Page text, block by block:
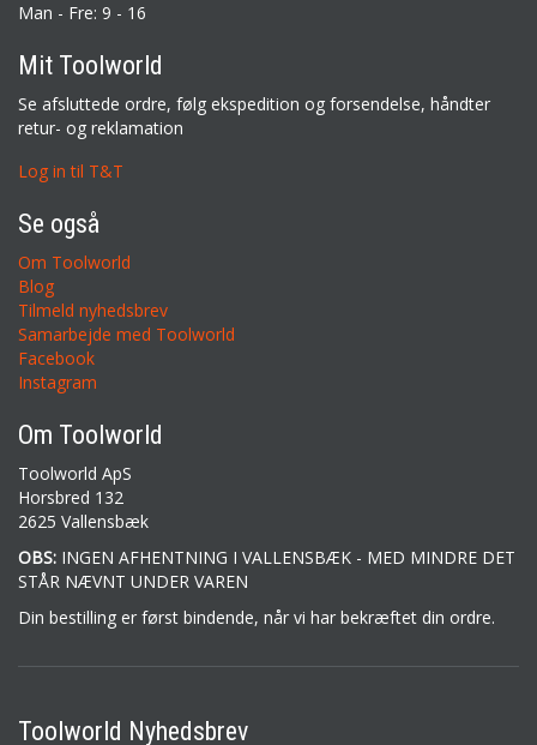
Man - Fre: 9 - 16
Mit Toolworld
Se afsluttede ordre, følg ekspedition og forsendelse, håndter
retur- og reklamation
Log in til T&T
Se også
Om Toolworld
Blog
Tilmeld nyhedsbrev
Samarbejde med Toolworld
Facebook
Instagram
Om Toolworld
Toolworld ApS
Horsbred 132
2625 Vallensbæk
OBS: INGEN AFHENTNING I VALLENSBÆK - MED MINDRE DET
STÅR NÆVNT UNDER VAREN
Din bestilling er først bindende, når vi har bekræftet din ordre.
Toolworld Nyhedsbrev